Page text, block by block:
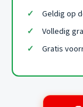
Geldig op
Volledig
Gratis